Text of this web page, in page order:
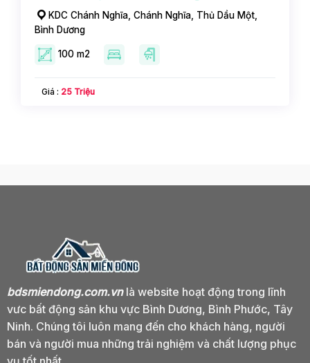
KDC Chánh Nghĩa, Chánh Nghĩa, Thủ Dầu Một,
Bình Dương
100 m2
Giá : 25 Triệu
bdsmiendong.com.vnlà website hoạt động trong lĩnh
vưc bất động sản khu vực Bình Dương, Bình Phước, Tây
Ninh. Chúng tôi luôn mang đến cho khách hàng, người
bán và người mua những trải nghiệm và chất lượng phục